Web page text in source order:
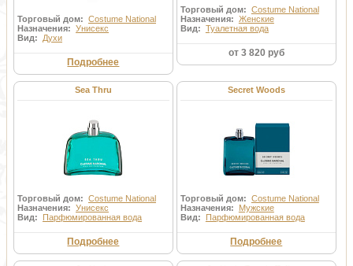
Торговый дом: Costume National
Назначения: Унисекс
Вид: Духи
Подробнее
Торговый дом: Costume National
Назначения: Женские
Вид: Туалетная вода
от 3 820 руб
Sea Thru
Торговый дом: Costume National
Назначения: Унисекс
Вид: Парфюмированная вода
Подробнее
Secret Woods
Торговый дом: Costume National
Назначения: Мужские
Вид: Парфюмированная вода
Подробнее